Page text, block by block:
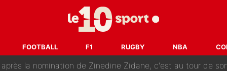
FOOTBALL F1 RUGBY NBA
Pablo Longoria : Quelques semaines après son départ, l'ancien
pour violences conjugales : Un arbitre français
la nomination de Zinedine Zidane, c'est au tour de son